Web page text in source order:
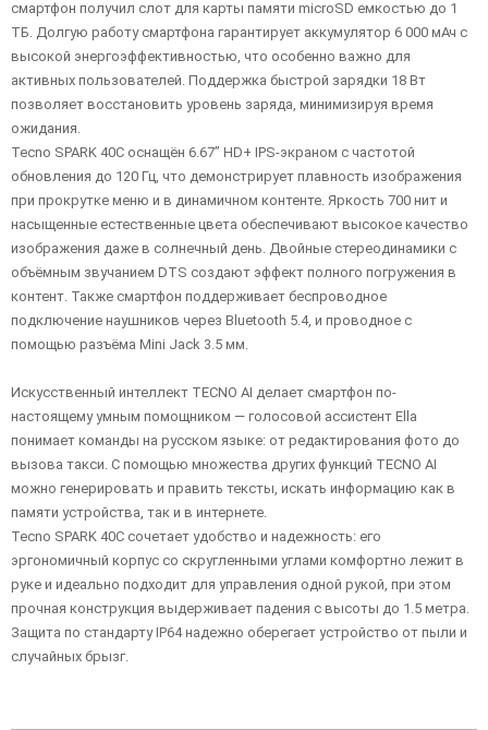
смартфон получил слот для карты памяти microSD емкостью до 1
ТБ. Долгую работу смартфона гарантирует аккумулятор 6 000 мАч с
высокой энергоэффективностью, что особенно важно для
активных пользователей. Поддержка быстрой зарядки 18 Вт
позволяет восстановить уровень заряда, минимизируя время
ожидания.
Tecno SPARK 40C оснащён 6.67” HD+ IPS-экраном с частотой
обновления до 120 Гц, что демонстрирует плавность изображения
при прокрутке меню и в динамичном контенте. Яркость 700 нит и
насыщенные естественные цвета обеспечивают высокое качество
изображения даже в солнечный день. Двойные стереодинамики с
объёмным звучанием DTS создают эффект полного погружения в
контент. Также смартфон поддерживает беспроводное
подключение наушников через Bluetooth 5.4, и проводное с
помощью разъёма Mini Jack 3.5 мм.
Искусственный интеллект TECNO AI делает смартфон по-
настоящему умным помощником — голосовой ассистент Ella
понимает команды на русском языке: от редактирования фото до
вызова такси. С помощью множества других функций TECNO AI
можно генерировать и править тексты, искать информацию как в
памяти устройства, так и в интернете.
Tecno SPARK 40C сочетает удобство и надежность: его
эргономичный корпус со скругленными углами комфортно лежит в
руке и идеально подходит для управления одной рукой, при этом
прочная конструкция выдерживает падения с высоты до 1.5 метра.
Защита по стандарту IP64 надежно оберегает устройство от пыли и
случайных брызг.